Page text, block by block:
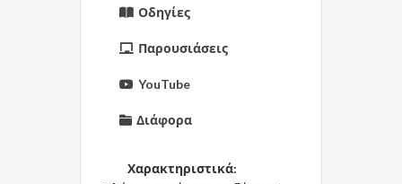
Οδηγίες
Παρουσιάσεις
YouTube
Διάφορα
Χαρακτηριστικά: